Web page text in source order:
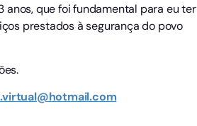
anos, que foi fundamental para eu ter
prestados à segurança do povo